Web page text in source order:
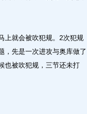
就会被吹犯规。2次犯规
，先是一次进攻与奥库做了
也被吹犯规，三节还未打